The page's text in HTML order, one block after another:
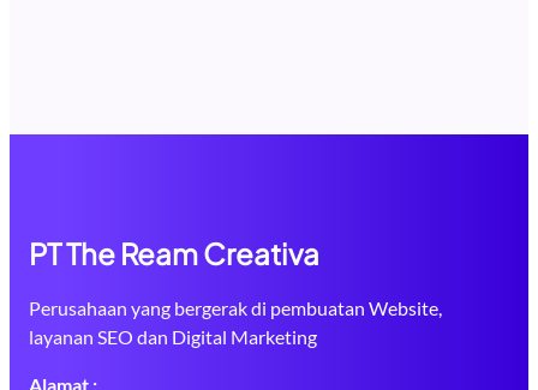
PT The Ream Creativa
Perusahaan yang bergerak di pembuatan Website,
layanan SEO dan Digital Marketing
Alamat :